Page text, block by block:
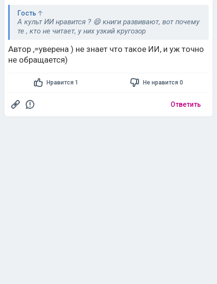
Гость
А культ ИИ нравится ? 😄 книги развивают, вот почему
те , кто не читает, у них узкий кругозор
Автор ,=уверена ) не знает что такое ИИ, и уж точно
не обращается)
Нравится 1 Не нравится 0
Ответить